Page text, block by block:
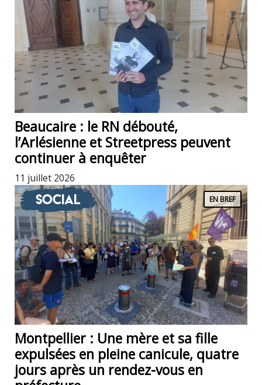
Beaucaire : le RN débouté,
l’Arlésienne et Streetpress peuvent
continuer à enquêter
11 juillet 2026
Social EN BREF
Montpellier : Une mère et sa fille
expulsées en pleine canicule, quatre
jours après un rendez-vous en